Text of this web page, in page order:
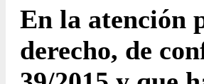
En la atención
derecho, de